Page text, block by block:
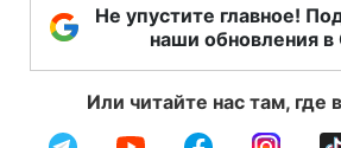
Не упустите главное!
наши обновления в
Или читайте нас там, где